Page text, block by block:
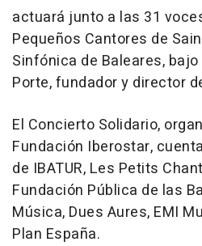
actuará junto a las 31
Pequeños Cantores de
Sinfónica de Baleares,
Porte, fundador y director
El Concierto Solidario,
Fundación Iberostar,
de IBATUR, Les Petits
Fundación Pública de las
Música, Dues Aures, EMI
Plan España.